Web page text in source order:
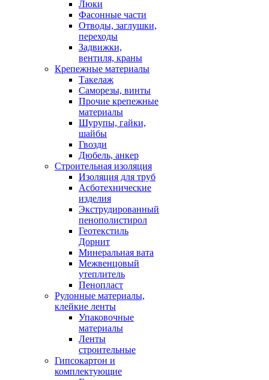
Люки
Фасонные части
Отводы, заглушки,
переходы
Задвижки,
вентиля, краны
Крепежные материалы
Такелаж
Саморезы, винты
Прочие крепежные
материалы
Шурупы, гайки,
шайбы
Гвозди
Дюбель, анкер
Строительная изоляция
Изоляция для труб
Асботехнические
изделия
Экструдированный
пенополистирол
Геотекстиль
Дорнит
Минеральная вата
Межвенцовый
утеплитель
Пенопласт
Рулонные материалы,
клейкие ленты
Упаковочные
материалы
Ленты
строительные
Гипсокартон и
комплектующие